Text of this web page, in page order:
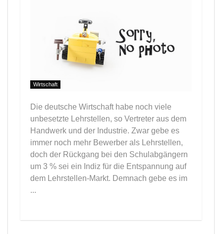
Wirtschaft
Die deutsche Wirtschaft habe noch viele
unbesetzte Lehrstellen, so Vertreter aus dem
Handwerk und der Industrie. Zwar gebe es
immer noch mehr Bewerber als Lehrstellen,
doch der Rückgang bei den Schulabgängern
um 3 % sei ein Indiz für die Entspannung auf
dem Lehrstellen-Markt. Demnach gebe es im
...